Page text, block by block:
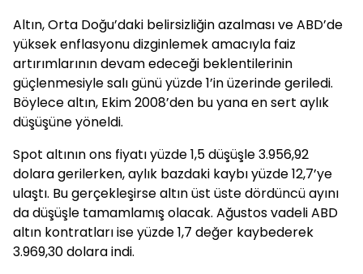
Altın, Orta Doğu’daki belirsizliğin azalması ve ABD’de
yüksek enflasyonu dizginlemek amacıyla faiz
artırımlarının devam edeceği beklentilerinin
güçlenmesiyle salı günü yüzde 1’in üzerinde geriledi.
Böylece altın, Ekim 2008’den bu yana en sert aylık
düşüşüne yöneldi.
Spot altının ons fiyatı yüzde 1,5 düşüşle 3.956,92
dolara gerilerken, aylık bazdaki kaybı yüzde 12,7’ye
ulaştı. Bu gerçekleşirse altın üst üste dördüncü ayını
da düşüşle tamamlamış olacak. Ağustos vadeli ABD
altın kontratları ise yüzde 1,7 değer kaybederek
3.969,30 dolara indi.